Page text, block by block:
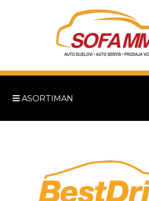
ASORTIMAN